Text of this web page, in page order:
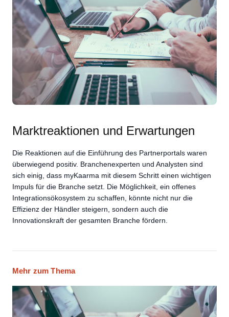
Marktreaktionen und Erwartungen
Die Reaktionen auf die Einführung des Partnerportals waren
überwiegend positiv. Branchenexperten und Analysten sind
sich einig, dass myKaarma mit diesem Schritt einen wichtigen
Impuls für die Branche setzt. Die Möglichkeit, ein offenes
Integrationsökosystem zu schaffen, könnte nicht nur die
Effizienz der Händler steigern, sondern auch die
Innovationskraft der gesamten Branche fördern.
Mehr zum Thema